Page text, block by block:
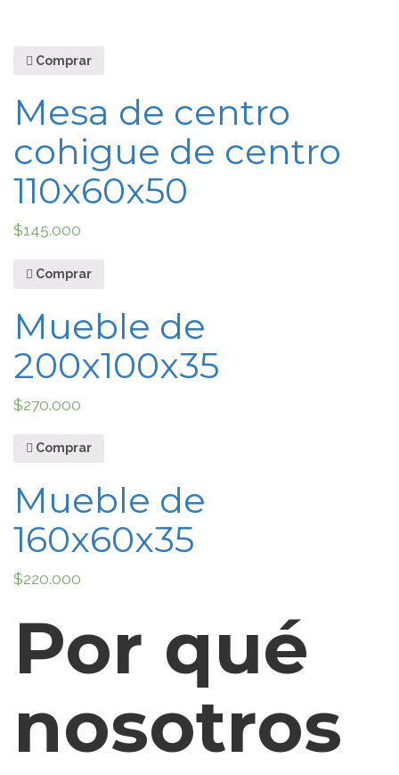
Comprar
Mesa de centro
cohigue de centro
110x60x50
$145.000
Comprar
Mueble de
200x100x35
$270.000
Comprar
Mueble de
160x60x35
$220.000
Por qué
nosotros